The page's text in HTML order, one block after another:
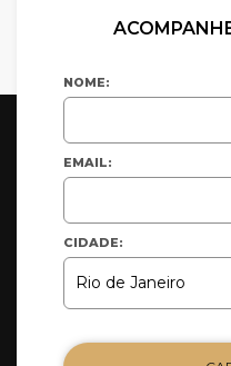
NOME:
EMAIL:
CIDADE: